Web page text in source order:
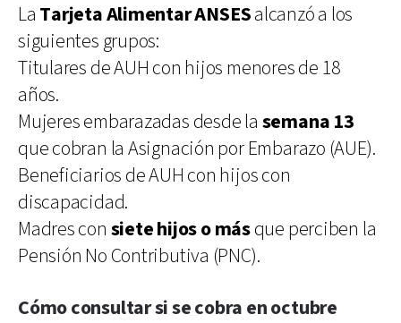
La Tarjeta Alimentar ANSESalcanzó a los
siguientes grupos:
Titulares de AUH con hijos menores de 18
años.
Mujeres embarazadas desde la semana 13
que cobran la Asignación por Embarazo (AUE).
Beneficiarios de AUH con hijos con
discapacidad.
Madres con siete hijos o másque perciben la
Pensión No Contributiva (PNC).
Cómo consultar si se cobra en octubre